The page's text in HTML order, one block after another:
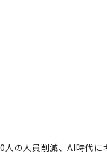
人の人員削減、AI時代に